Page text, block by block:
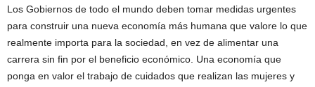
Los Gobiernos de todo el mundo deben tomar medidas urgentes
para construir una nueva economía más humana que valore lo que
realmente importa para la sociedad, en vez de alimentar una
carrera sin fin por el beneficio económico. Una economía que
ponga en valor el trabajo de cuidados que realizan las mujeres y